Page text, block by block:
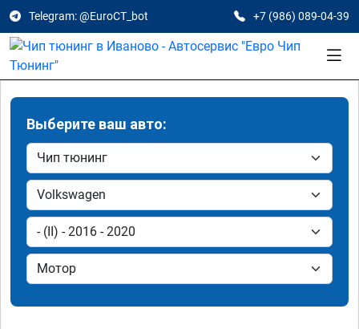
Telegram: @EuroCT_bot +7 (986) 089-04-39
Выберите ваш авто: